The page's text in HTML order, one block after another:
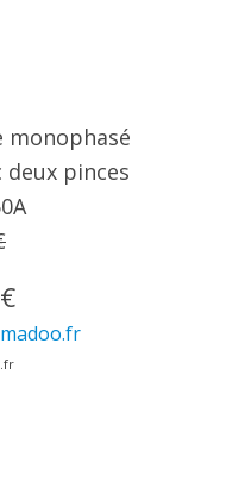
monophasé
deux pinces